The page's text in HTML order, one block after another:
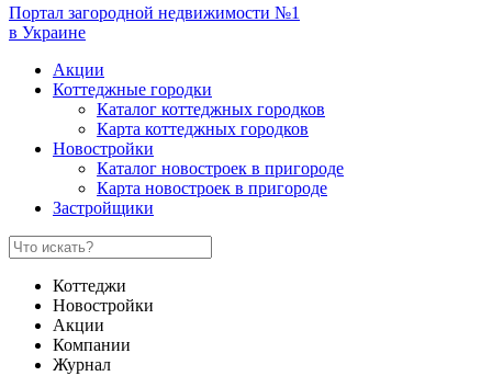
Портал загородной недвижимости №1
в Украине
Акции
Коттеджные городки
Каталог коттеджных городков
Карта коттеджных городков
Новостройки
Каталог новостроек в пригороде
Карта новостроек в пригороде
Застройщики
Коттеджи
Новостройки
Акции
Компании
Журнал